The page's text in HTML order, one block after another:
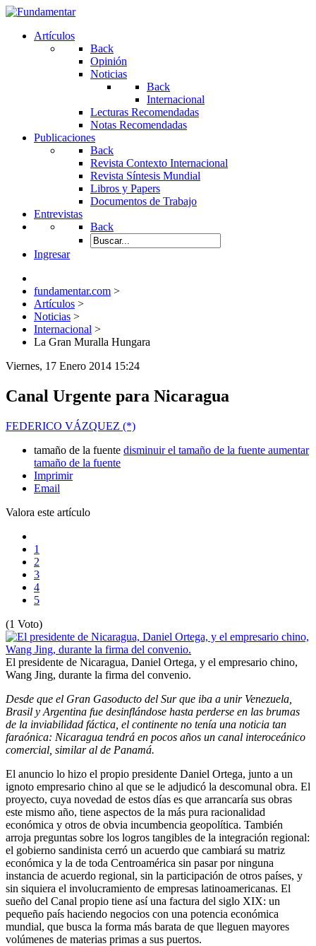
Artículos
Back
Opinión
Noticias
Back
Internacional
Lecturas Recomendadas
Notas Recomendadas
Publicaciones
Back
Revista Contexto Internacional
Revista Síntesis Mundial
Libros y Papers
Documentos de Trabajo
Entrevistas
Back
Ingresar
fundamentar.com >
Artículos >
Noticias >
Internacional >
La Gran Muralla Hungara
Viernes, 17 Enero 2014 15:24
Canal Urgente para Nicaragua
FEDERICO VÁZQUEZ (*)
tamaño de la fuente disminuir el tamaño de la fuente aumentar
tamaño de la fuente
Imprimir
Email
Valora este artículo
1
2
3
4
5
(1 Voto)
El presidente de Nicaragua, Daniel Ortega, y el empresario chino,
Wang Jing, durante la firma del convenio.
Desde que el Gran Gasoducto del Sur que iba a unir Venezuela,
Brasil y Argentina fue desinflándose hasta perderse en las brumas
de la inviabilidad fáctica, el continente no tenía una noticia tan
faraónica: Nicaragua tendrá en pocos años un canal interoceánico
comercial, similar al de Panamá.
El anuncio lo hizo el propio presidente Daniel Ortega, junto a un
ignoto empresario chino al que se le adjudicó la descomunal obra. El
proyecto, cuya novedad de estos días es que arrancaría sus obras
este mismo año, tiene aspectos de la más pura racionalidad
económica y otros de obvia incumbencia geopolítica. También
arroja preguntas sobre los logros tangibles de la integración regional:
el gobierno sandinista cerró un acuerdo que cambiará su matriz
económica y la de toda Centroamérica sin pasar por ninguna
instancia de acuerdo regional, sin la participación de otros países, y
sin siquiera el involucramiento de empresas latinoamericanas. El
sueño del Canal propio tiene así una factura del siglo XIX: un
pequeño país haciendo negocios con una potencia económica
mundial, que busca la forma más barata de que lleguen mayores
volúmenes de materias primas a sus puertos.